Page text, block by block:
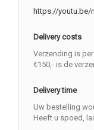
https://youtu.be/
Delivery costs
Verzending is
€150,- is de
Delivery time
Uw bestelling
Heeft u spoed,